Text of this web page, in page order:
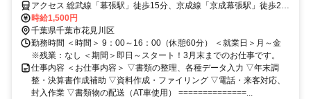
アクセス 総武線「幕張駅」徒歩15分、京成線「京成幕張駅」徒歩20
分 ※自転車通勤OK
時給1,500円
千葉県千葉市花見川区
勤務時間 ＜時間＞ 9：00～16：00（休憩60分） ＜就業日＞月～金
※残業：なし ＜期間＞即日～スタート！3月末までのお仕事です。
仕事内容 ＜お仕事内容＞ ▽書類の整理、各種データ入力 ▽年末調
整・決算書作成補助 ▽資料作成・ファイリング ▽電話・来客対応、
封入作業 ▽書類物の配送（AT車使用） ==============...